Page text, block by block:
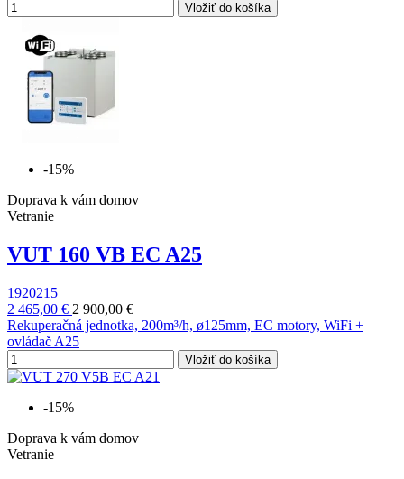
Vložiť do košíka
-15%
Doprava k vám domov
Vetranie
VUT 160 VB EC A25
1920215
2 465,00 € 2 900,00 €
Rekuperačná jednotka, 200m³/h, ø125mm, EC motory, WiFi +
ovládač A25
Vložiť do košíka
-15%
Doprava k vám domov
Vetranie